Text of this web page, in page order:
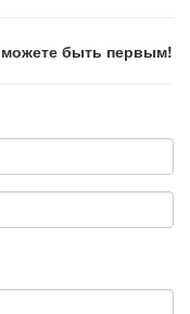
быть первым!